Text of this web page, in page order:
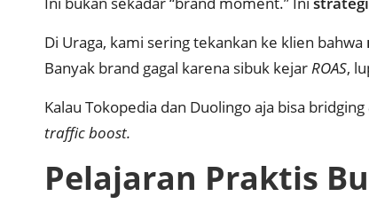
Di Uraga, kami sering tekankan ke klien bahwa
Banyak brand gagal karena sibuk kejarROAS,
Kalau Tokopedia dan Duolingo aja bisa bridging
traffic boost.
Pelajaran Praktis